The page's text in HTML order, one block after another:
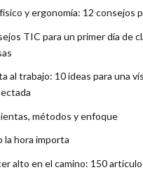
y ergonomía: 12 consejos
TIC para un primer día de
al trabajo: 10 ideas para una
métodos y enfoque
la hora importa
alto en el camino: 150